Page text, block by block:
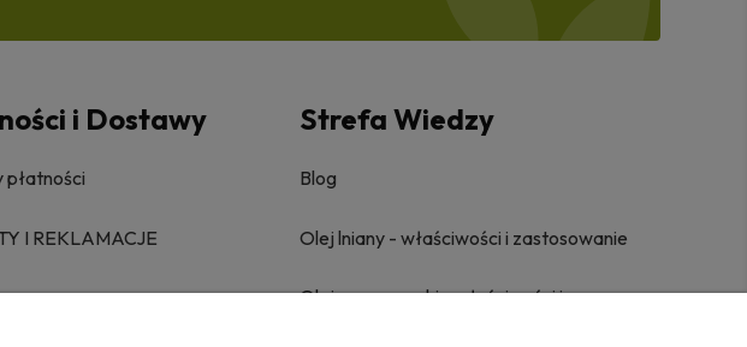
i Dostawy
płatności
I REKLAMACJE
Strefa Wiedzy
Blog
Olej lniany - właściwości i zastosowanie
Olej z czarnuszki - właściwości i